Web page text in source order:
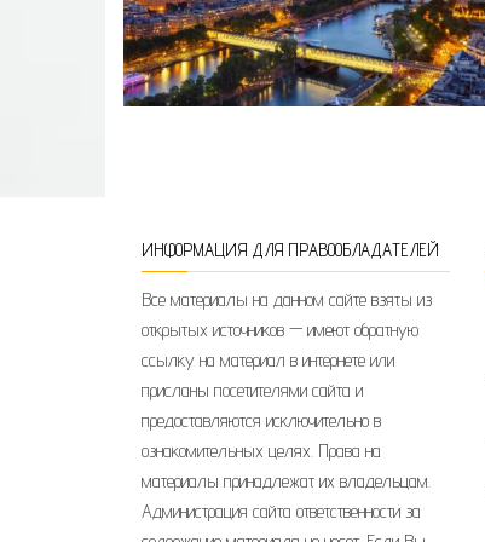
ИНФОРМАЦИЯ ДЛЯ ПРАВООБЛАДАТЕЛЕЙ
Все материалы на данном сайте взяты из
открытых источников — имеют обратную
ссылку на материал в интернете или
присланы посетителями сайта и
предоставляются исключительно в
ознакомительных целях. Права на
материалы принадлежат их владельцам.
Администрация сайта ответственности за